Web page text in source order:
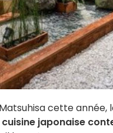
cette
cuisine japonaise